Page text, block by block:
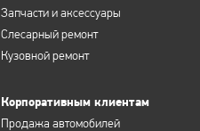
Запчасти и аксессуары
Слесарный ремонт
Кузовной ремонт
Корпоративным клиентам
Продажа автомобилей